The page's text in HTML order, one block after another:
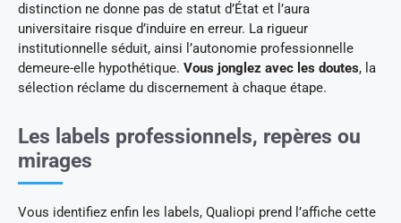
distinction ne donne pas de statut d’État et l’aura
universitaire risque d’induire en erreur. La rigueur
institutionnelle séduit, ainsi l’autonomie professionnelle
demeure-elle hypothétique. Vous jonglez avec les doutes, la
sélection réclame du discernement à chaque étape.
Les labels professionnels, repères ou
mirages
Vous identifiez enfin les labels, Qualiopi prend l’affiche cette